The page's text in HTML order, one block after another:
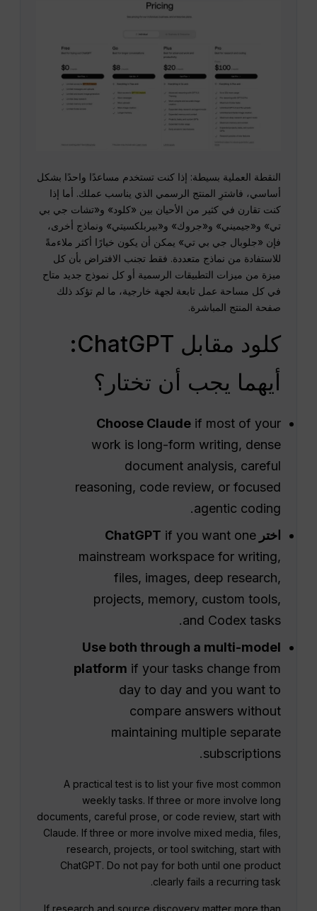
النقطة العملية بسيطة: إذا كنت تستخدم مساعدًا واحدًا بشكل
أساسي، فاشترِ المنتج الرسمي الذي يناسب عملك. أما إذا
كنت تقارن في كثير من الأحيان بين «كلود» و«تشات جي بي
تي» و«جيميني» و«جروك» و«بيربلكسيتي» ونماذج أخرى،
فإن «جلوبال جي بي تي» يمكن أن يكون خيارًا أكثر ملاءمةً
للاستفادة من نماذج متعددة. فقط تجنب الافتراض بأن كل
ميزة من ميزات التطبيقات الرسمية أو كل نموذج جديد متاح
في كل مساحة عمل تابعة لجهة خارجية، ما لم تؤكد ذلك
صفحة المنتج المباشرة.
كلود مقابل ChatGPT:
أيهما يجب أن تختار؟
Choose Claudeif most of your
work is long-form writing, dense
document analysis, careful
reasoning, code review, or focused
agentic coding.
اختر ChatGPTif you want one
mainstream workspace for writing,
files, images, deep research,
projects, memory, custom tools,
and Codex tasks.
Use both through a multi-model
platform if your tasks change from
day to day and you want to
compare answers without
maintaining multiple separate
subscriptions.
A practical test is to list your five most common
weekly tasks. If three or more involve long
documents, careful prose, or code review, start with
Claude. If three or more involve mixed media, files,
research, projects, or tool switching, start with
ChatGPT. Do not pay for both until one product
clearly fails a recurring task.
If research and source discovery matter more than